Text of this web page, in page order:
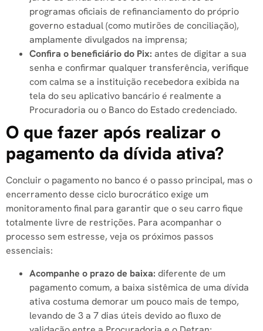
programas oficiais de refinanciamento do próprio
governo estadual (como mutirões de conciliação),
amplamente divulgados na imprensa;
Confira o beneficiário do Pix: antes de digitar a sua
senha e confirmar qualquer transferência, verifique
com calma se a instituição recebedora exibida na
tela do seu aplicativo bancário é realmente a
Procuradoria ou o Banco do Estado credenciado.
O que fazer após realizar o
pagamento da dívida ativa?
Concluir o pagamento no banco é o passo principal, mas o
encerramento desse ciclo burocrático exige um
monitoramento final para garantir que o seu carro fique
totalmente livre de restrições. Para acompanhar o
processo sem estresse, veja os próximos passos
essenciais:
Acompanhe o prazo de baixa: diferente de um
pagamento comum, a baixa sistêmica de uma dívida
ativa costuma demorar um pouco mais de tempo,
levando de 3 a 7 dias úteis devido ao fluxo de